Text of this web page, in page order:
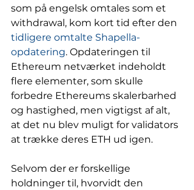
som på engelsk omtales som et
withdrawal, kom kort tid efter den
tidligere omtalte Shapella-
opdatering. Opdateringen til
Ethereum netværket indeholdt
flere elementer, som skulle
forbedre Ethereums skalerbarhed
og hastighed, men vigtigst af alt,
at det nu blev muligt for validators
at trække deres ETH ud igen.
Selvom der er forskellige
holdninger til, hvorvidt den